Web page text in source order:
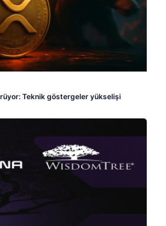
Teknik göstergeler yükselişi